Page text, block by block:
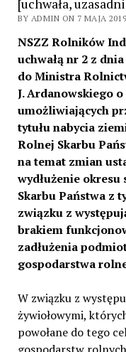
BY ADMIN ON 7 MAJA 2019
NSZZ Rolników
uchwałą nr 2 z
do Ministra
J. Ardanowskiego
umożliwiających
tytułu nabycia
Rolnej Skarbu
na temat zmian
wydłużenie
Skarbu Państwa z
związku z
brakiem
zadłużenia
gospodarstwa
W związku z
żywiołowymi,
powołane do tego